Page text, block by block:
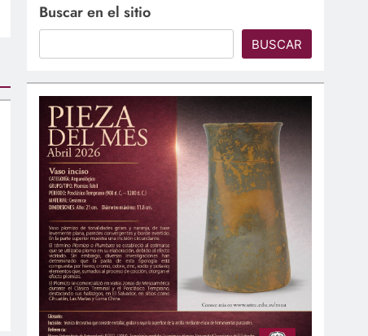
Buscar en el sitio
BUSCAR